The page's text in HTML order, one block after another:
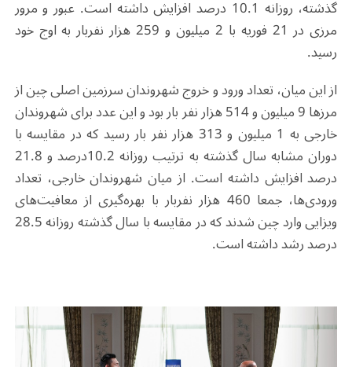
گذشته، روزانه 10.1 درصد افزایش داشته است. عبور و مرور
مرزی در 21 فوریه با 2 میلیون و 259 هزار نفربار به اوج خود
رسید.
از این میان، تعداد ورود و خروج شهروندان سرزمین اصلی چین از
مرزها 9 میلیون و 514 هزار نفر بار بود و این عدد برای شهروندان
خارجی به 1 میلیون و 313 هزار نفر بار رسید که در مقایسه با
دوران مشابه سال گذشته به ترتیب روزانه 10.2درصد و 21.8
درصد افزایش داشته است. از میان شهروندان خارجی، تعداد
ورودی‌ها، جمعا 460 هزار نفربار با بهره‌گیری از معافیت‌های
ویزایی وارد چین شدند که در مقایسه با سال گذشته روزانه 28.5
درصد رشد داشته است.